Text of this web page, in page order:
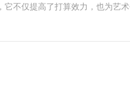
不仅提高了打算效力，也为